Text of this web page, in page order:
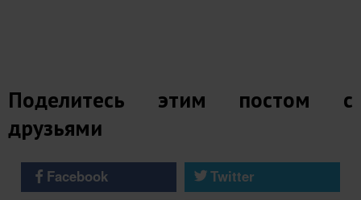
Поделитесь этим постом с
друзьями
Facebook
Twitter